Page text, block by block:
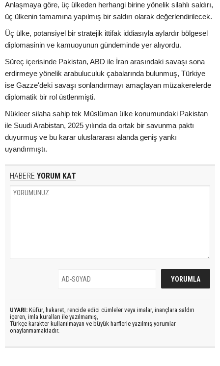
Anlaşmaya göre, üç ülkeden herhangi birine yönelik silahlı saldırı,
üç ülkenin tamamına yapılmış bir saldırı olarak değerlendirilecek.
Üç ülke, potansiyel bir stratejik ittifak iddiasıyla aylardır bölgesel
diplomasinin ve kamuoyunun gündeminde yer alıyordu.
Süreç içerisinde Pakistan, ABD ile İran arasındaki savaşı sona
erdirmeye yönelik arabuluculuk çabalarında bulunmuş, Türkiye
ise Gazze'deki savaşı sonlandırmayı amaçlayan müzakerelerde
diplomatik bir rol üstlenmişti.
Nükleer silaha sahip tek Müslüman ülke konumundaki Pakistan
ile Suudi Arabistan, 2025 yılında da ortak bir savunma paktı
duyurmuş ve bu karar uluslararası alanda geniş yankı
uyandırmıştı.
HABERE YORUM KAT
UYARI: Küfür, hakaret, rencide edici cümleler veya imalar, inançlara saldırı
içeren, imla kuralları ile yazılmamış,
Türkçe karakter kullanılmayan ve büyük harflerle yazılmış yorumlar
onaylanmamaktadır.